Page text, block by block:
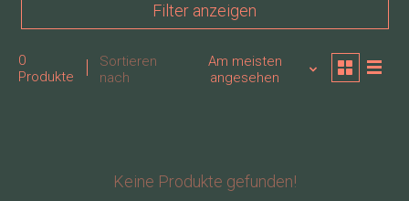
Filter anzeigen
0
Produkte
Sortieren
nach
Am meisten
angesehen
Keine Produkte gefunden!